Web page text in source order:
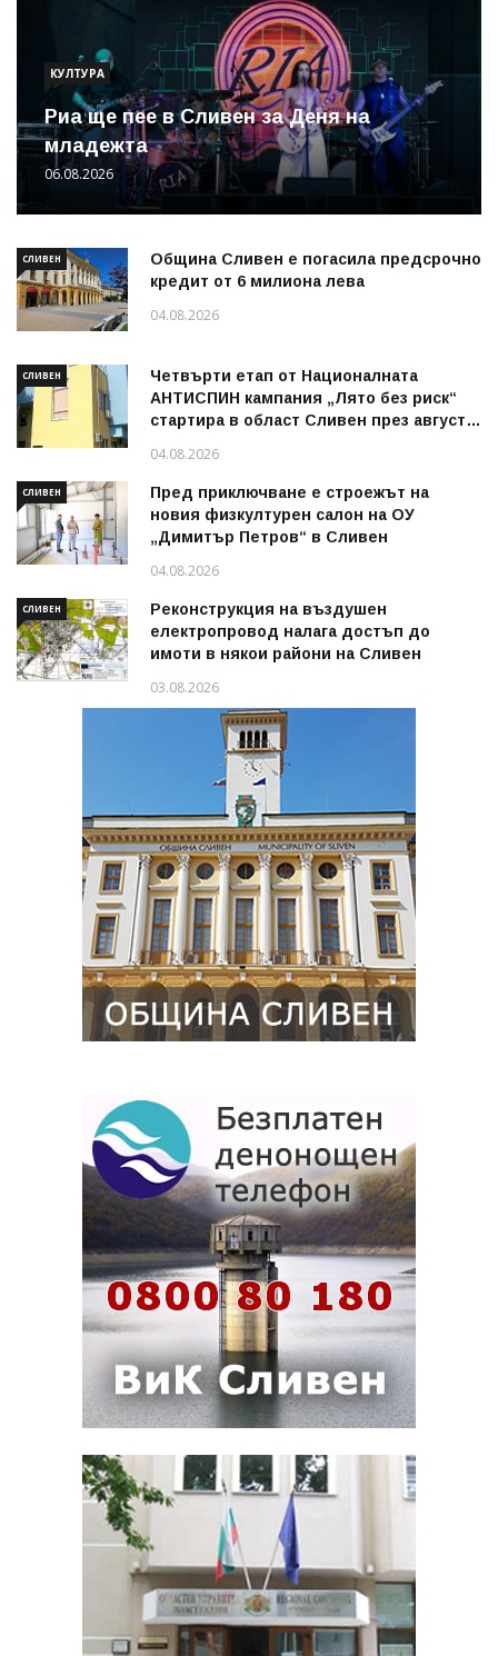
КУЛТУРА
Риа ще пее в Сливен за Деня на
младежта
06.08.2026
СЛИВЕН
Община Сливен е погасила предсрочно
кредит от 6 милиона лева
04.08.2026
СЛИВЕН
Четвърти етап от Националната
АНТИСПИН кампания „Лято без риск“
стартира в област Сливен през август
04.08.2026
СЛИВЕН
Пред приключване е строежът на
новия физкултурен салон на ОУ
„Димитър Петров“ в Сливен
04.08.2026
СЛИВЕН
Реконструкция на въздушен
електропровод налага достъп до
имоти в някои райони на Сливен
03.08.2026